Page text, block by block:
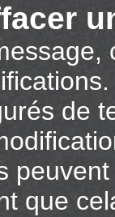
de
que